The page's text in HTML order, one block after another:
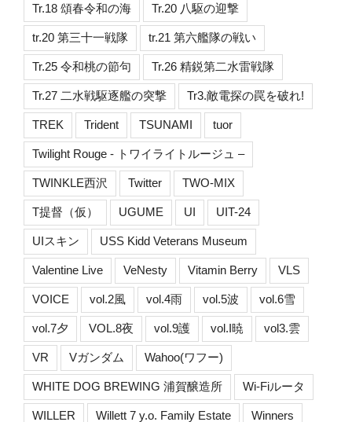
Tr.18 頌春令和の海 Tr.20 八駆の迎撃
tr.20 第三十一戦隊 tr.21 第六艦隊の戦い
Tr.25 令和桃の節句 Tr.26 精鋭第二水雷戦隊
Tr.27 二水戦駆逐艦の突撃 Tr3.敵電探の罠を破れ!
TREK Trident TSUNAMI tuor
Twilight Rouge - トワイライトルージュ –
TWINKLE西沢 Twitter TWO-MIX
T提督（仮） UGUME UI UIT-24
UIスキン USS Kidd Veterans Museum
Valentine Live VeNesty Vitamin Berry VLS
VOICE vol.2風 vol.4雨 vol.5波 vol.6雪
vol.7夕 VOL.8夜 vol.9護 vol.I暁 vol3.雲
VR Vガンダム Wahoo(ワフー)
WHITE DOG BREWING 浦賀醸造所 Wi-Fiルータ
WILLER Willett 7 y.o. Family Estate Winners